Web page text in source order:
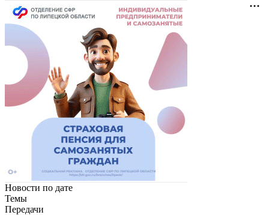
Новости по дате
Темы
Передачи